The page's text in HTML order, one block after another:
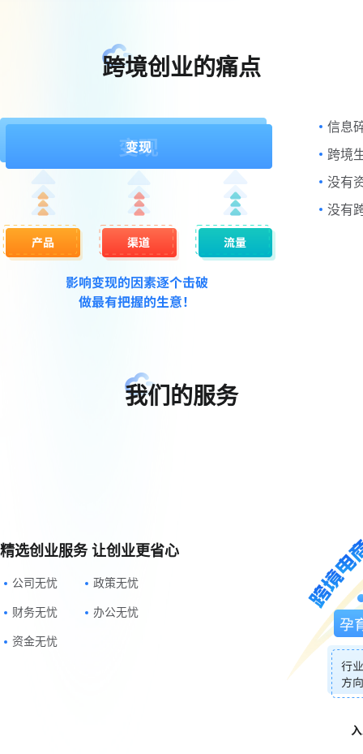
跨境创业的痛点
信息
跨境
没有
没有
我们的服务
精选创业服务 让创业更省心
公司无忧 政策无忧
财务无忧 办公无忧
资金无忧